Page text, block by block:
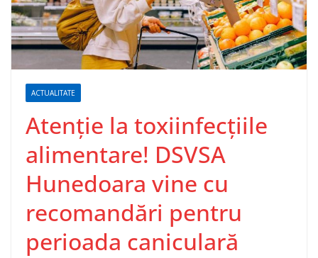
ACTUALITATE
Atenție la toxiinfecțiile
alimentare! DSVSA
Hunedoara vine cu
recomandări pentru
perioada caniculară